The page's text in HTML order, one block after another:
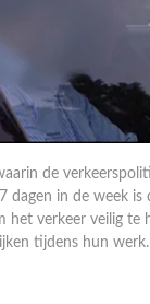
de
dagen in de week is
het verkeer veilig te
tijdens hun werk.